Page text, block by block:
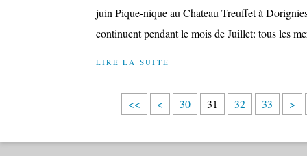
juin Pique-nique au Chateau Treuffet à
continuent pendant le mois de Juillet: tous les
LIRE LA SUITE
<< <
1
2
30 31 32 33 >